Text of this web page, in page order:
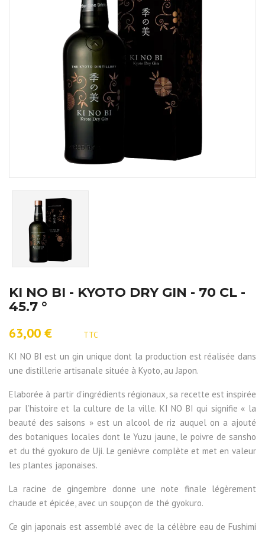
KI NO BI - KYOTO DRY GIN - 70 CL -
45.7 °
63,00 € TTC
KI NO BI est un gin unique dont la production est réalisée dans
une distillerie artisanale située à Kyoto, au Japon.
Elaborée à partir d’ingrédients régionaux, sa recette est inspirée
par l’histoire et la culture de la ville. KI NO BI qui signifie « la
beauté des saisons » est un alcool de riz auquel on a ajouté
des botaniques locales dont le Yuzu jaune, le poivre de sansho
et du thé gyokuro de Uji. Le genièvre complète et met en valeur
les plantes japonaises.
La racine de gingembre donne une note finale légèrement
chaude et épicée, avec un soupçon de thé gyokuro.
Ce gin japonais est assemblé avec de la célèbre eau de Fushimi